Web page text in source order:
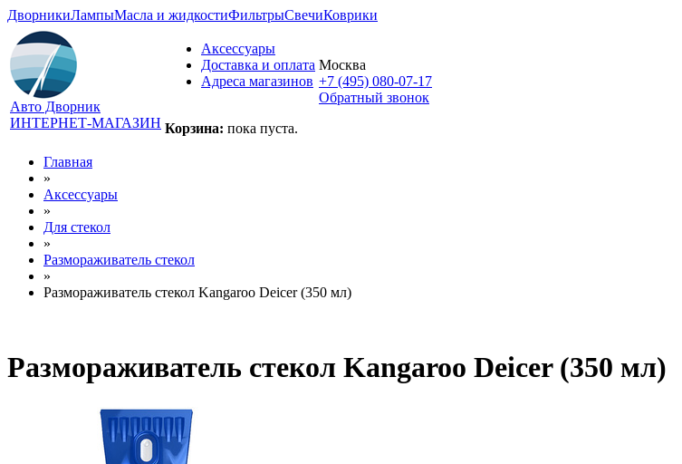
ДворникиЛампыМасла и жидкостиФильтрыСвечиКоврики
Авто Дворник
ИНТЕРНЕТ-МАГАЗИН
Аксессуары
Доставка и оплата
Адреса магазинов
Корзина: пока пуста.
Москва
+7 (495) 080-07-17
Обратный звонок
Главная
»
Аксессуары
»
Для стекол
»
Размораживатель стекол
»
Размораживатель стекол Kangaroo Deicer (350 мл)
Размораживатель стекол Kangaroo Deicer (350 мл)